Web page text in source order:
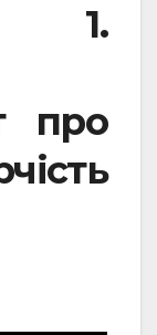
1.
про